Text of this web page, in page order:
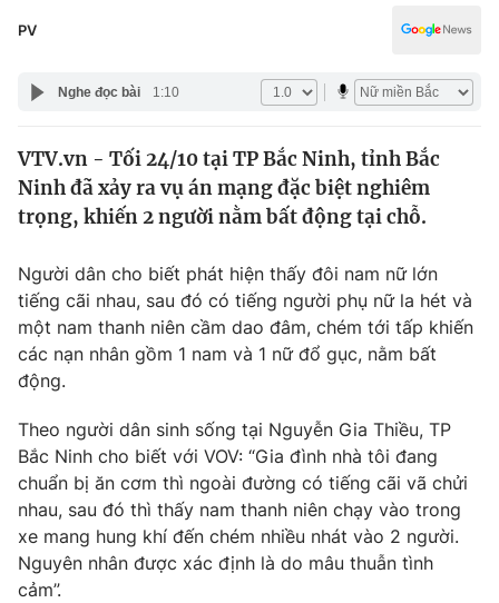
Thế giới
Thế giới đó đây
Câu chuyện quốc tế
Kinh tế
Tài chính
Thị trường
Góc doanh nghiệp
Dữ liệu và đời sống
Truyền hình
Phim VTV
Hậu trường
Nhân vật
Khán giả
Giải trí
Điện ảnh
Âm nhạc
Sao
Đời sống
Du lịch
Giáo dục
Giáo dục
PV
Nghe đọc bài 1:10
VTV.vn - Tối 24/10 tại TP Bắc Ninh, tỉnh Bắc
Ninh đã xảy ra vụ án mạng đặc biệt nghiêm
trọng, khiến 2 người nằm bất động tại chỗ.
Người dân cho biết phát hiện thấy đôi nam nữ lớn
tiếng cãi nhau, sau đó có tiếng người phụ nữ la hét và
một nam thanh niên cầm dao đâm, chém tới tấp khiến
các nạn nhân gồm 1 nam và 1 nữ đổ gục, nằm bất
động.
Theo người dân sinh sống tại Nguyễn Gia Thiều, TP
Bắc Ninh cho biết với VOV: “Gia đình nhà tôi đang
chuẩn bị ăn cơm thì ngoài đường có tiếng cãi vã chửi
nhau, sau đó thì thấy nam thanh niên chạy vào trong
xe mang hung khí đến chém nhiều nhát vào 2 người.
Nguyên nhân được xác định là do mâu thuẫn tình
cảm”.